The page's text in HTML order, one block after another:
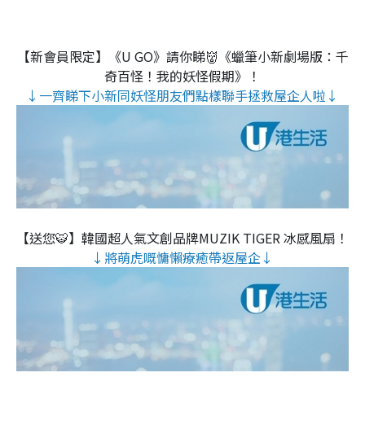
【新會員限定】《U GO》請你睇👹《蠟筆小新劇場版：千
奇百怪！我的妖怪假期》！
↓一齊睇下小新同妖怪朋友們點樣聯手拯救屋企人啦↓
【送您🐯】韓國超人氣文創品牌MUZIK TIGER 冰感風扇！
↓將萌虎嘅慵懶療癒帶返屋企↓